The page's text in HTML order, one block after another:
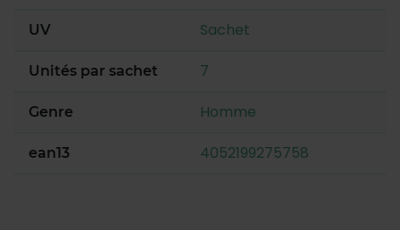
UV Sachet
Unités par sachet 7
Genre Homme
ean13 4052199275758